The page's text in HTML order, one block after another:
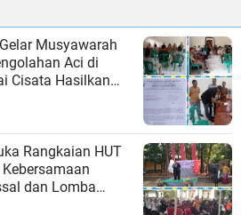
Musyawarah
Aci di
Cisata Hasilkan
Rangkaian HUT
dan Lomba